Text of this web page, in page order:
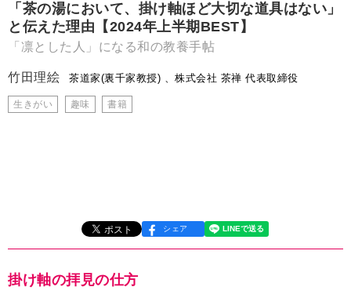
「茶の湯において、掛け軸ほど大切な道具はない」
と伝えた理由【2024年上半期BEST】
「凛とした人」になる和の教養手帖
竹田理絵 茶道家(裏千家教授) 、株式会社 茶禅 代表取締役
生きがい 趣味 書籍
シェア
掛け軸の拝見の仕方